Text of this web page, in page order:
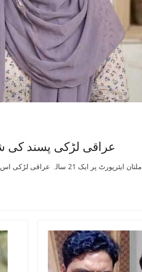
عراقی لڑکی پسند کی
ملتان ایئرپورٹ پر ایک 21 سالہ عراقی لڑکی اس وقت مشکلات کا شکار ہو گئی جب وہ مبینہ طور پر